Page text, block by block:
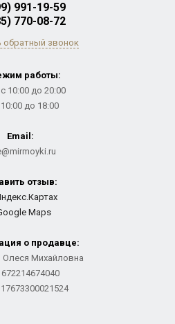
991-19-59
770-08-72
обратный звонок
работы:
10:00 до 20:00
до 18:00
Email:
отзыв:
Maps
о продавце:
Михайловна